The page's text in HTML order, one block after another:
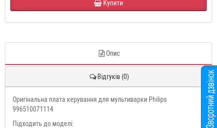
Купити
Опис
Відгуків (0)
Оригінальна плата керування для мультиварки Philips
996510071114
Підходить до моделі: